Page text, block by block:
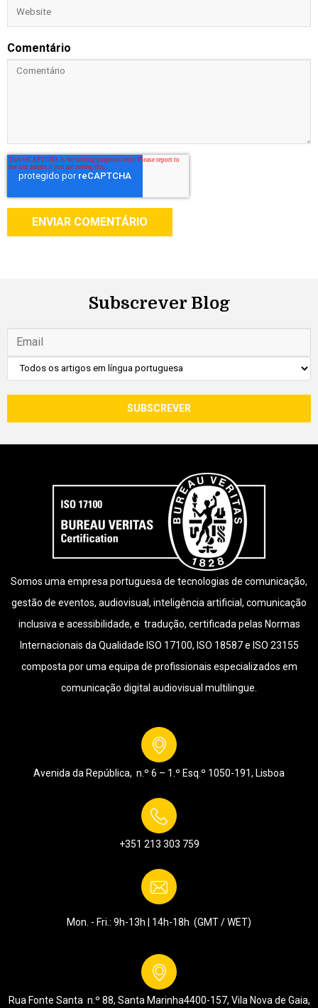
Comentário
Subscrever Blog
Somos uma empresa portuguesa de tecnologias de comunicação,
gestão de eventos, audiovisual, inteligência artificial, comunicação
inclusiva e acessibilidade, e tradução, certificada pelas Normas
Internacionais da Qualidade ISO 17100, ISO 18587 e ISO 23155
composta por uma equipa de profissionais especializados em
comunicação digital audiovisual multilingue.
Avenida da República, n.º 6 – 1.º Esq.º 1050-191, Lisboa
+351 213 303 759
Mon. - Fri.: 9h-13h | 14h-18h (GMT / WET)
Rua Fonte Santa n.º 88, Santa Marinha4400-157, Vila Nova de Gaia,